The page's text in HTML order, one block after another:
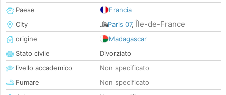
Paese
Francia
City
Paris 07, Île-de-France
origine
Madagascar
Stato civile
Divorziato
livello accademico
Non specificato
Fumare
Non specificato